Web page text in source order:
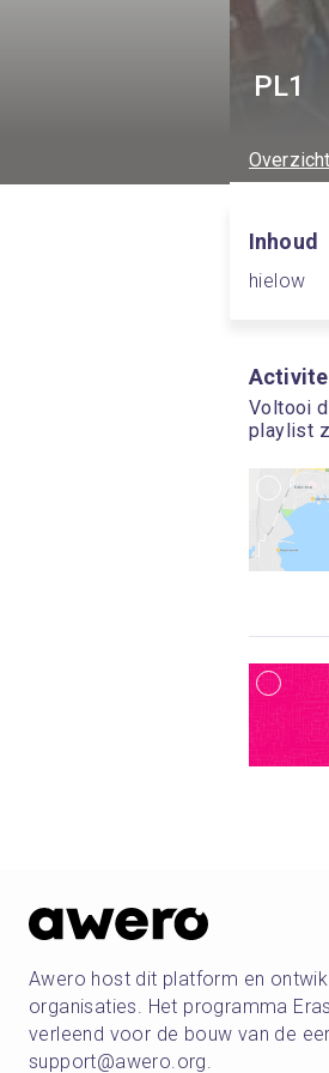
PL1
Overzicht
Inhoud
hielow
Voltooi
playlist
Awero host dit platform en
organisaties. Het programma
verleend voor de bouw van de
support@awero.org.